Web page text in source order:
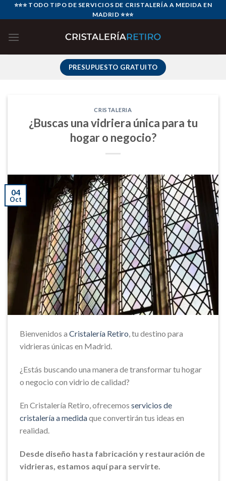
Skip
to
⭐⭐⭐ TODO TIPO DE SERVICIOS DE CRISTALERÍA A MEDIDA EN
MADRID ⭐⭐⭐
PRESUPUESTO GRATUITO
CRISTALERIA
¿Buscas una vidriera única para tu
hogar o negocio?
04
Oct
Bienvenidos a Cristalería Retiro, tu destino para
vidrieras únicas en Madrid.
¿Estás buscando una manera de transformar tu hogar
o negocio con vidrio de calidad?
En Cristalería Retiro, ofrecemos servicios de
cristalería a medidaque convertirán tus ideas en
realidad.
Desde diseño hasta fabricación y restauración de
vidrieras, estamos aquí para servirte.